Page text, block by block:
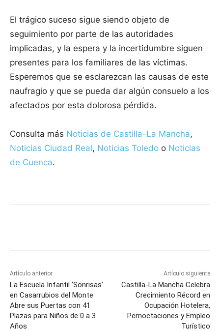
El trágico suceso sigue siendo objeto de
seguimiento por parte de las autoridades
implicadas, y la espera y la incertidumbre siguen
presentes para los familiares de las víctimas.
Esperemos que se esclarezcan las causas de este
naufragio y que se pueda dar algún consuelo a los
afectados por esta dolorosa pérdida.
Consulta más Noticias de Castilla-La Mancha,
Noticias Ciudad Real, Noticias Toledo o Noticias
de Cuenca.
Artículo anterior
La Escuela Infantil ‘Sonrisas’
en Casarrubios del Monte
Abre sus Puertas con 41
Plazas para Niños de 0 a 3
Años
Artículo siguiente
Castilla-La Mancha Celebra
Crecimiento Récord en
Ocupación Hotelera,
Pernoctaciones y Empleo
Turístico